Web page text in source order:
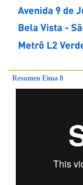
Resumen Eima 8